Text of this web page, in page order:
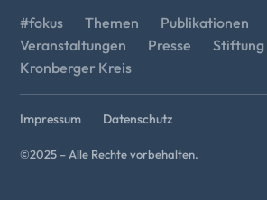
#fokus Themen
Publikationen
Veranstaltungen
Presse
Stiftung
Kronberger Kreis
Impressum Datenschutz
©2025 – Alle Rechte vorbehalten.